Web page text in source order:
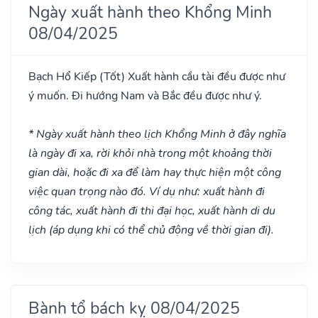
Ngày xuất hành theo Khổng Minh
08/04/2025
Bạch Hổ Kiếp (Tốt) Xuất hành cầu tài đều được như
ý muốn. Đi hướng Nam và Bắc đều được như ý.
* Ngày xuất hành theo lịch Khổng Minh ở đây nghĩa
là ngày đi xa, rời khỏi nhà trong một khoảng thời
gian dài, hoặc đi xa để làm hay thực hiện một công
việc quan trọng nào đó. Ví dụ như: xuất hành đi
công tác, xuất hành đi thi đại học, xuất hành di du
lịch (áp dụng khi có thể chủ động về thời gian đi).
Bành tổ bách kỵ 08/04/2025